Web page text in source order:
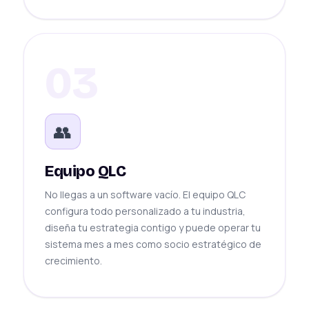
👥
Equipo QLC
No llegas a un software vacío. El equipo QLC
configura todo personalizado a tu industria,
diseña tu estrategia contigo y puede operar tu
sistema mes a mes como socio estratégico de
crecimiento.